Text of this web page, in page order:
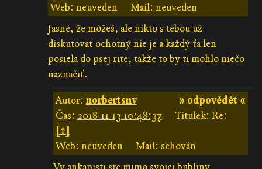
Web: neuveden
Mail: neuveden
Jasné, že môžeš, ale nikto s tebou už
diskutovať ochotný nie je a každý ťa len
posiela do psej rite, takže to by ti mohlo niečo
naznačiť.
» odpovědět «
Autor:norbertsnv
Čas: 2018-11-13 10:48:37
Titulek: Re:
[↑]
Web: neuveden
Mail: schován